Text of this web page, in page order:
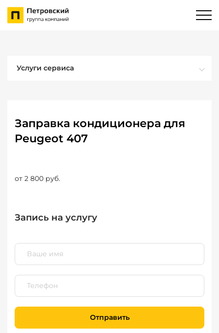
Услуги сервиса
Заправка кондиционера для
Peugeot 407
от 2 800 руб.
Запись на услугу
Отправить